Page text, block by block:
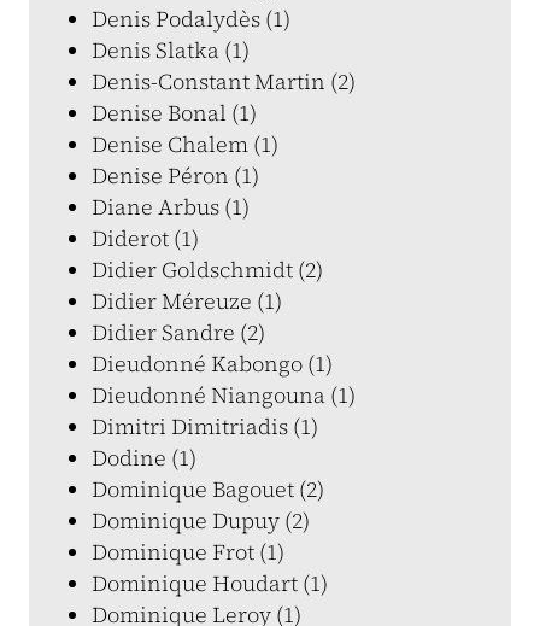
Denis Podalydès (1)
Denis Slatka (1)
Denis-Constant Martin (2)
Denise Bonal (1)
Denise Chalem (1)
Denise Péron (1)
Diane Arbus (1)
Diderot (1)
Didier Goldschmidt (2)
Didier Méreuze (1)
Didier Sandre (2)
Dieudonné Kabongo (1)
Dieudonné Niangouna (1)
Dimitri Dimitriadis (1)
Dodine (1)
Dominique Bagouet (2)
Dominique Dupuy (2)
Dominique Frot (1)
Dominique Houdart (1)
Dominique Leroy (1)